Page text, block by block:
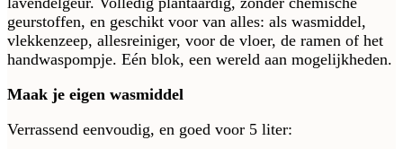
geurstoffen, en geschikt voor van alles: als wasmiddel,
vlekkenzeep, allesreiniger, voor de vloer, de ramen of het
handwaspompje. Eén blok, een wereld aan mogelijkheden.
Maak je eigen wasmiddel
Verrassend eenvoudig, en goed voor 5 liter: